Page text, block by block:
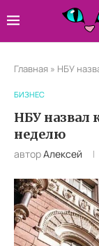
Главная » НБУ
БИЗНЕС
НБУ назвал
неделю
авторАлексей